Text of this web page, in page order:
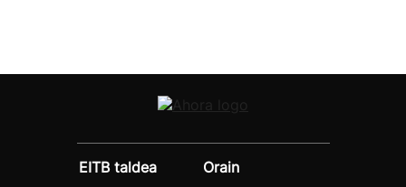
EITB taldea
Orain